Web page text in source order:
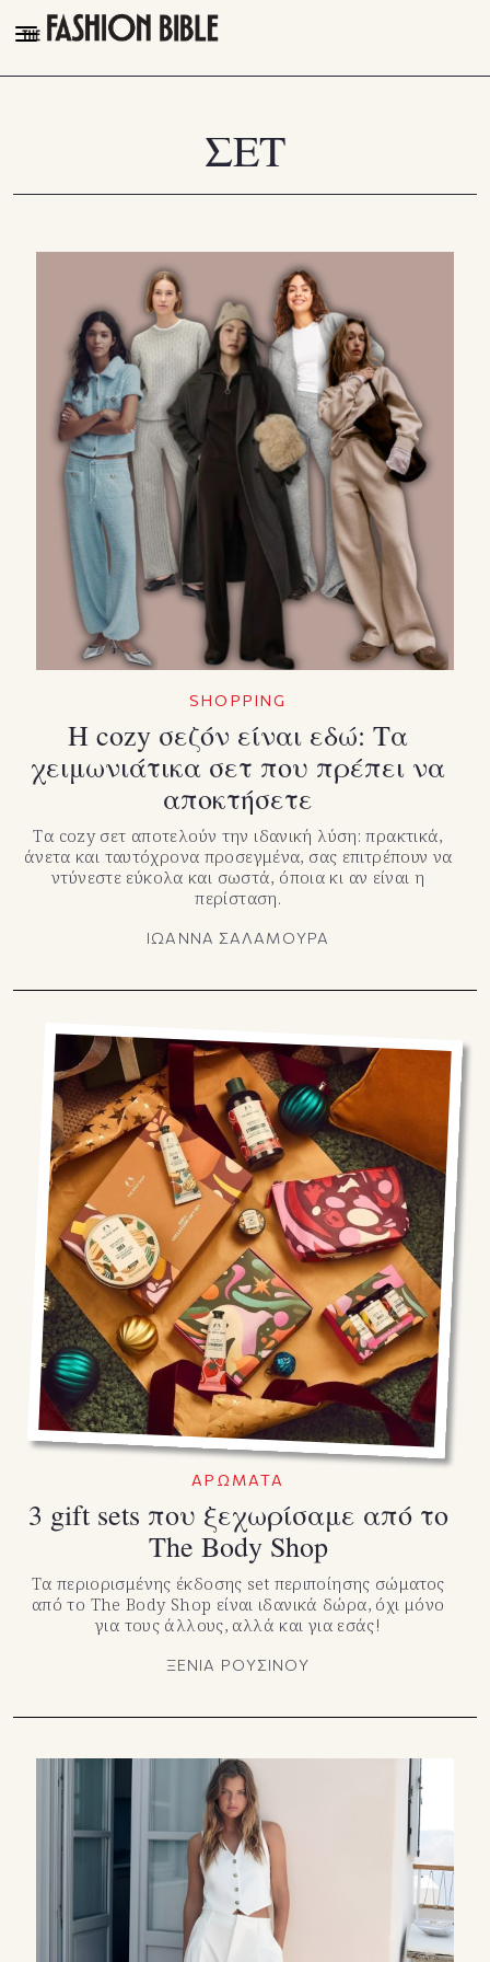
THE FASHION BIBLE
PLEASURES
FOLLOW
Facebook
Instagram
Youtube
TikTok
X(Twitter)
ΣΕΤ
SHOPPING
Η cozy σεζόν είναι εδώ: Τα
χειμωνιάτικα σετ που πρέπει να
αποκτήσετε
Τα cozy σετ αποτελούν την ιδανική λύση: πρακτικά,
άνετα και ταυτόχρονα προσεγμένα, σας επιτρέπουν να
ντύνεστε εύκολα και σωστά, όποια κι αν είναι η
περίσταση.
ΙΩΑΝΝΑ ΣΑΛΑΜΟΥΡΑ
ΑΡΩΜΑΤΑ
3 gift sets που ξεχωρίσαμε από το
The Body Shop
Τα περιορισμένης έκδοσης set περιποίησης σώματος
από το The Body Shop είναι ιδανικά δώρα, όχι μόνο
για τους άλλους, αλλά και για εσάς!
ΞΕΝΙΑ ΡΟΥΣΙΝΟΥ